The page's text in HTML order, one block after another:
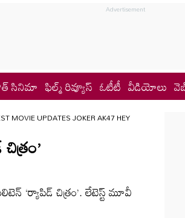
సినిమా ఫిల్మ్ రివ్యూస్ ఓటీటీ వీడియోలు
MOVIE UPDATES JOKER AK47 HEY
‘ర్యాపిడ్‌ చిత్రం’. లేటెస్ట్ మూవీ